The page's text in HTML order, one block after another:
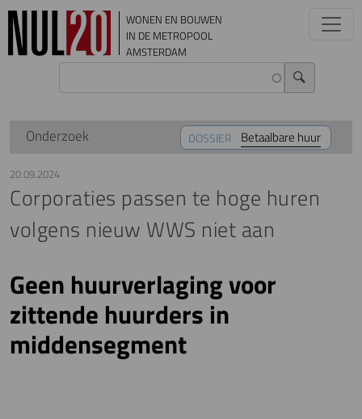
Overslaan en naar de inhoud gaan
WONEN EN BOUWEN
IN DE METROPOOL
AMSTERDAM
DOSSIER Betaalbare huur
Onderzoek
20.09.2024
Corporaties passen te hoge huren
volgens nieuw WWS niet aan
Geen huurverlaging voor
zittende huurders in
middensegment